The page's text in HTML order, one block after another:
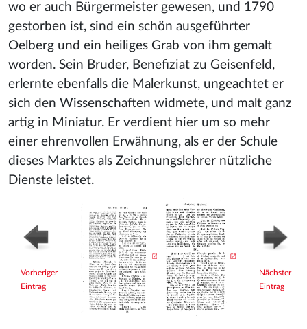
wo er auch Bürgermeister gewesen, und 1790
gestorben ist, sind ein schön ausgeführter
Oelberg und ein heiliges Grab von ihm gemalt
worden. Sein Bruder, Benefiziat zu Geisenfeld,
erlernte ebenfalls die Malerkunst, ungeachtet er
sich den Wissenschaften widmete, und malt ganz
artig in Miniatur. Er verdient hier um so mehr
einer ehrenvollen Erwähnung, als er der Schule
dieses Marktes als Zeichnungslehrer nützliche
Dienste leistet.
Vorheriger
Eintrag
Nächster
Eintrag